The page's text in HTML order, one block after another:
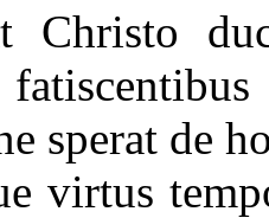
Christo
sperat de
virtus